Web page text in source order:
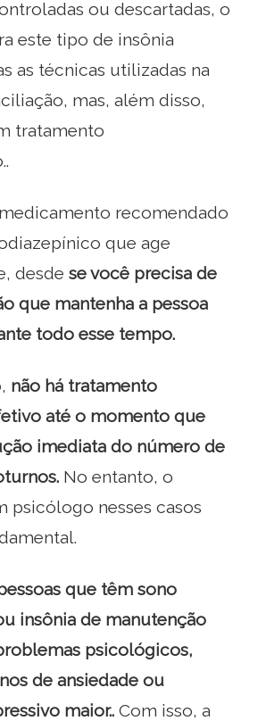
ou descartadas, o
este tipo de insônia
as técnicas utilizadas na
mas, além disso,
tratamento
recomendado
que age
desde se você precisa de
que mantenha a pessoa
todo esse tempo.
não há tratamento
até o momento que
imediata do número de
No entanto, o
psicólogo nesses casos
que têm sono
insônia de manutenção
psicológicos,
de ansiedade ou
maior.. Com isso, a